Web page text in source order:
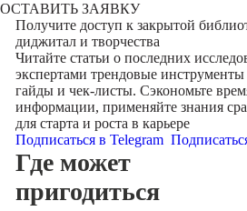
ОСТАВИТЬ ЗАЯВКУ
Получите доступ к закрытой
диджитал и творчества
Читайте статьи о последних
экспертами трендовые
гайды и чек-листы. Сэкономьте
информации, применяйте знания
для старта и роста в карьере
Подписаться в Telegram
Где может
пригодиться